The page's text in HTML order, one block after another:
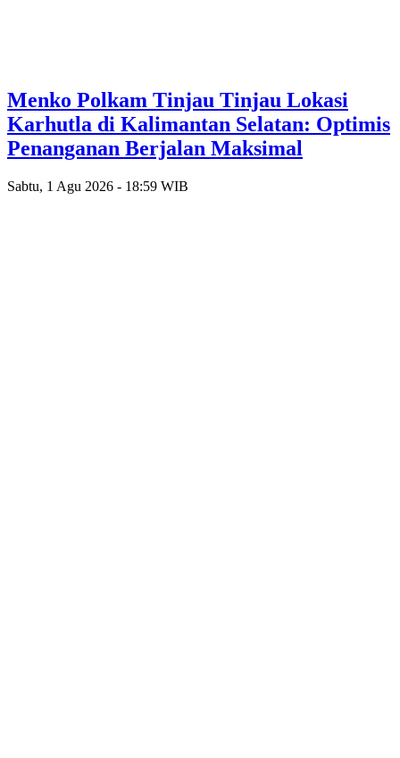
Menko Polkam Tinjau Tinjau Lokasi
Karhutla di Kalimantan Selatan: Optimis
Penanganan Berjalan Maksimal
Sabtu, 1 Agu 2026 - 18:59 WIB